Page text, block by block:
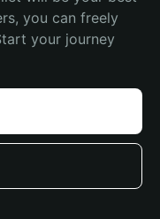
you can freely
your journey